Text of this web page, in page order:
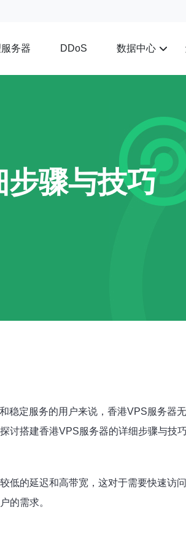
务器 DDoS 数据中心
骤与技巧
定服务的用户来说，香港VPS服务器
搭建香港VPS服务器的详细步骤与技
的延迟和高带宽，这对于需要快速访
的需求。